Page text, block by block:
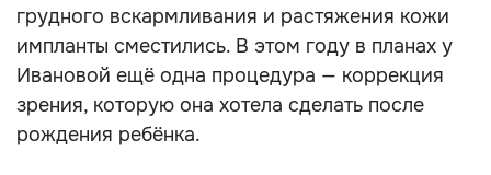
грудного вскармливания и растяжения кожи
импланты сместились. В этом году в планах у
Ивановой ещё одна процедура — коррекция
зрения, которую она хотела сделать после
рождения ребёнка.